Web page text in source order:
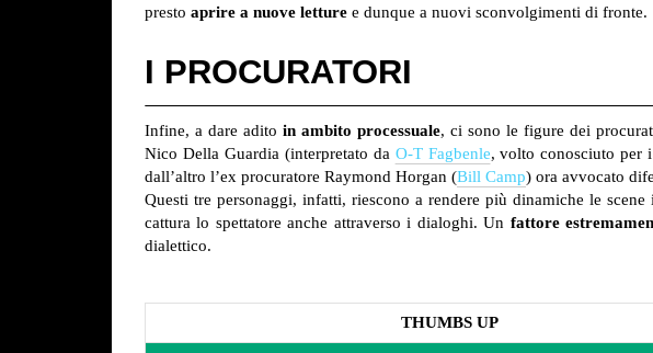
presto aprire a nuove letture e dunque a nuovi sconvolgimenti di fronte.
I PROCURATORI
Infine, a dare adito in ambito processuale, ci sono le figure dei
Nico Della Guardia (interpretato da O-T Fagbenle, volto conosciuto per
dall’altro l’ex procuratore Raymond Horgan (Bill Camp) ora avvocato
Questi tre personaggi, infatti, riescono a rendere più dinamiche le
cattura lo spettatore anche attraverso i dialoghi. Un fattore
dialettico.
THUMBS UP